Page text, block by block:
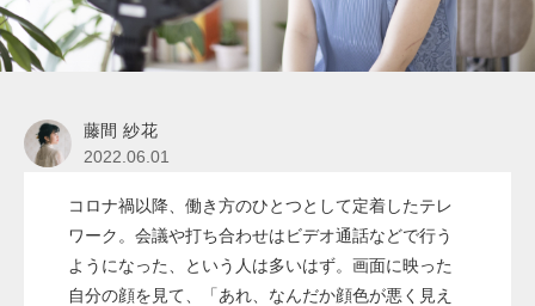
藤間 紗花
2022.06.01
コロナ禍以降、働き方のひとつとして定着したテレ
ワーク。会議や打ち合わせはビデオ通話などで行う
ようになった、という人は多いはず。画面に映った
自分の顔を見て、「あれ、なんだか顔色が悪く見え